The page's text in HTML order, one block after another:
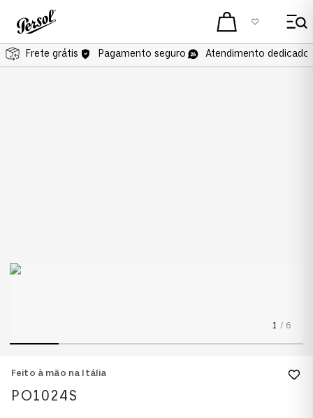
Frete grátis Pagamento seguro Atendimento dedicado
1 / 6
Feito à mão na Itália
PO1024S